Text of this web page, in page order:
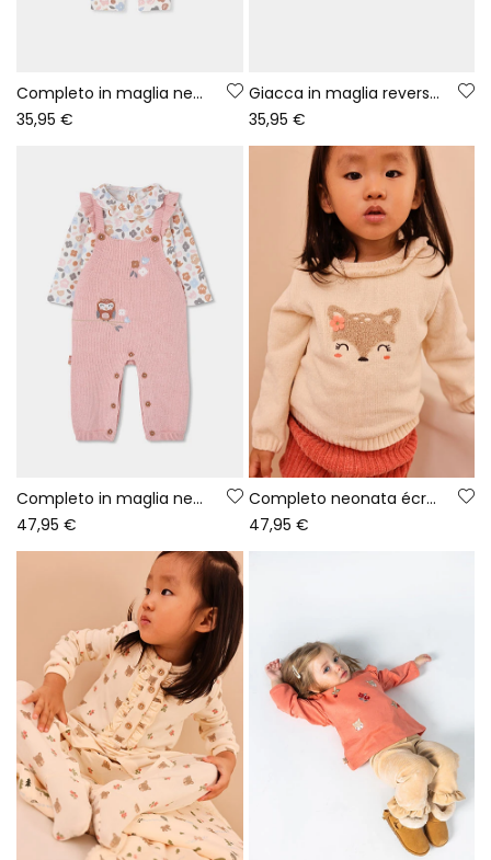
Completo in maglia neonata rosa con stampa floreale
35,95 €
Giacca in maglia reversibile per neonata rosa con stampa floreale
35,95 €
Completo in maglia neonata rosa ricamato con gufo
47,95 €
Completo neonata écru ricamato con cervo
47,95 €